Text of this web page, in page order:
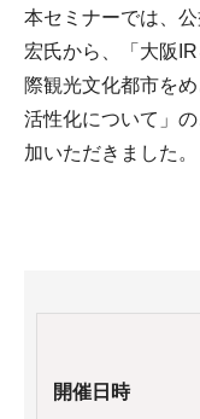
本セミナーでは、
宏氏から、「大阪
際観光文化都市を
活性化について」
加いただきました。
開催日時